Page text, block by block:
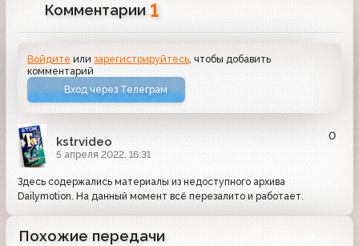
Комментарии 1
Войдите илизарегистрируйтесь, чтобы добавить
комментарий
Вход через Телеграм
kstrvideo
5 апреля 2022, 16:31
0
Здесь содержались материалы из недоступного архива
Dailymotion. На данный момент всё перезалито и работает.
Похожие передачи